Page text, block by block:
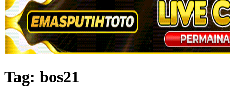
Tag: bos21